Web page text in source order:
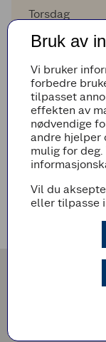
Torsdag
Fredag
Lørdag
Søndag
AVVIKENDE
Det er ingen
VEIBESKRIVELSE
Bruk av
Vi bruker
forbedre
tilpasset
effekten av
nødvendige
andre hjelper
mulig for
Vil du
eller tilpasse